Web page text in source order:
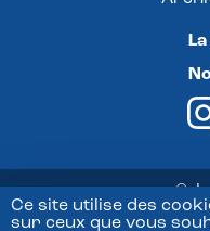
Ce site utilise des
sur ceux que vous
©